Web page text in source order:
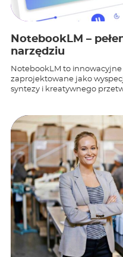
NotebookLM –
narzędziu
NotebookLM to innowacyjne
zaprojektowane jako
syntezy i kreatywnego